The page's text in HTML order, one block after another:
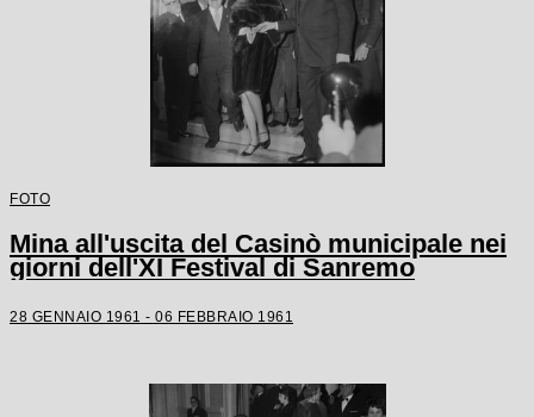
FOTO
Mina all'uscita del Casinò municipale nei
giorni dell'XI Festival di Sanremo
28 GENNAIO 1961 - 06 FEBBRAIO 1961